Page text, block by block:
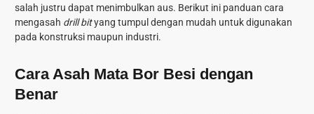
salah justru dapat menimbulkan aus. Berikut ini panduan cara
mengasah drill bityang tumpul dengan mudah untuk digunakan
pada konstruksi maupun industri.
Cara Asah Mata Bor Besi dengan
Benar